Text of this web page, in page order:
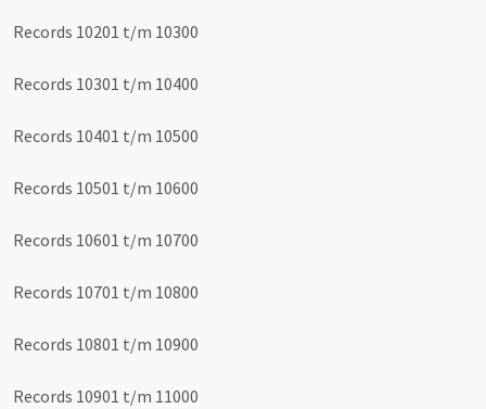
Records 10201 t/m 10300
Records 10301 t/m 10400
Records 10401 t/m 10500
Records 10501 t/m 10600
Records 10601 t/m 10700
Records 10701 t/m 10800
Records 10801 t/m 10900
Records 10901 t/m 11000